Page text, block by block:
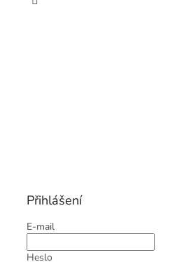
Přihlášení
E-mail
Heslo